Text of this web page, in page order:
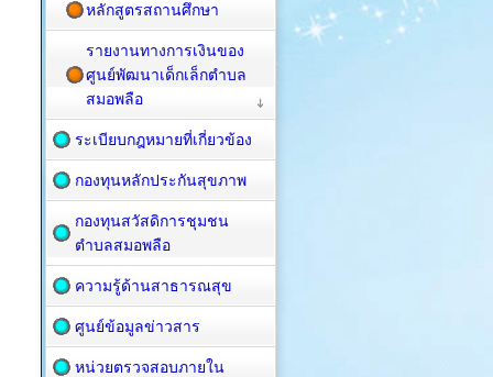
หลักสูตรสถานศึกษา
รายงานทางการเงินของ
ศูนย์พัฒนาเด็กเล็กตำบล
สมอพลือ
ระเบียบกฎหมายที่เกี่ยวข้อง
กองทุนหลักประกันสุขภาพ
กองทุนสวัสดิการชุมชน
ตำบลสมอพลือ
ความรู้ด้านสาธารณสุข
ศูนย์ข้อมูลข่าวสาร
หน่วยตรวจสอบภายใน